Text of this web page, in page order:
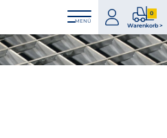
MENÜ
zum
Konto
0
Warenkorb >
0
im